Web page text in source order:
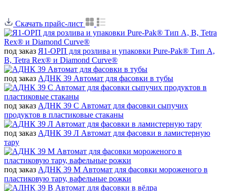
Скачать прайс-лист
под заказ Я1-ОРП для розлива и упаковки Pure-Pak® Тип А,
В, Tetra Rex® и Diamond Curve®
под заказ АДНК 39 Автомат для фасовки в тубы
под заказ АДНК 39 С Автомат для фасовки сыпучих
продуктов в пластиковые стаканы
под заказ АДНК 39 Л Автомат для фасовки в ламистерную
тару
под заказ АДНК 39 М Автомат для фасовки мороженого в
пластиковую тару, вафельные рожки